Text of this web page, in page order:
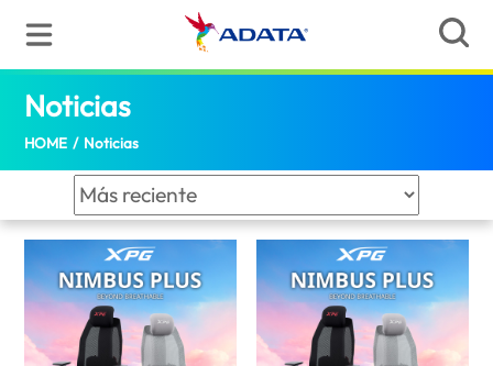
Noticias(Puerto Rico)
HOME / Noticias
Noticias | ADATA (Puerto Rico)